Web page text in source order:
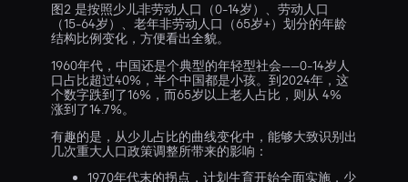
图2 是按照少儿非劳动人口（0-14岁）、劳动人口
（15-64岁）、老年非劳动人口（65岁+）划分的年龄
结构比例变化，方便看出全貌。
1960年代，中国还是个典型的年轻型社会——0-14岁人
口占比超过40%，半个中国都是小孩。到2024年，这
个数字跌到了16%，而65岁以上老人占比，则从 4%
涨到了14.7%。
有趣的是，从少儿占比的曲线变化中，能够大致识别出
几次重大人口政策调整所带来的影响：
1970年代末的拐点，计划生育开始全面实施，少